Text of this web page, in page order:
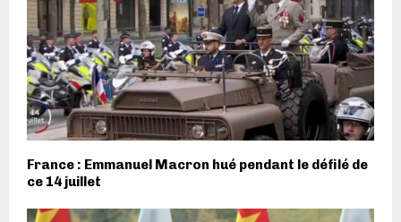
France : Emmanuel Macron hué pendant le défilé de
ce 14 juillet